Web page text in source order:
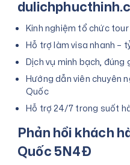
Kinh nghiệm tổ chức
Hỗ trợ làm visa nhanh –
Dịch vụ minh bạch, đúng
Hướng dẫn viên chuyên
Quốc
Hỗ trợ 24/7 trong suốt
Phản hồi khách
Quốc 5N4Đ